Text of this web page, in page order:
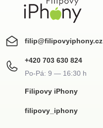
filip@filipovyiphony.cz
+420 703 630 824
Filipovy iPhony
filipovy_iphony